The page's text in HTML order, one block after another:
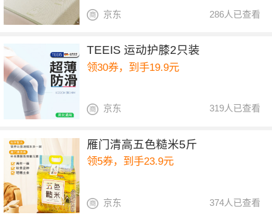
286人已查看
京东
TEEIS 运动护膝2只装
领30券，到手19.9元
319人已查看
京东
雁门清高五色糙米5斤
领5券，到手23.9元
374人已查看
京东